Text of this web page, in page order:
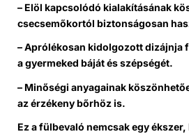
– Elöl kapcsolódó kialakításának
csecsemőkortól biztonságosan
– Aprólékosan kidolgozott dizájnja
a gyermeked báját és szépségét.
– Minőségi anyagainak
az érzékeny bőrhöz is.
Ez a fülbevaló nemcsak egy ékszer,